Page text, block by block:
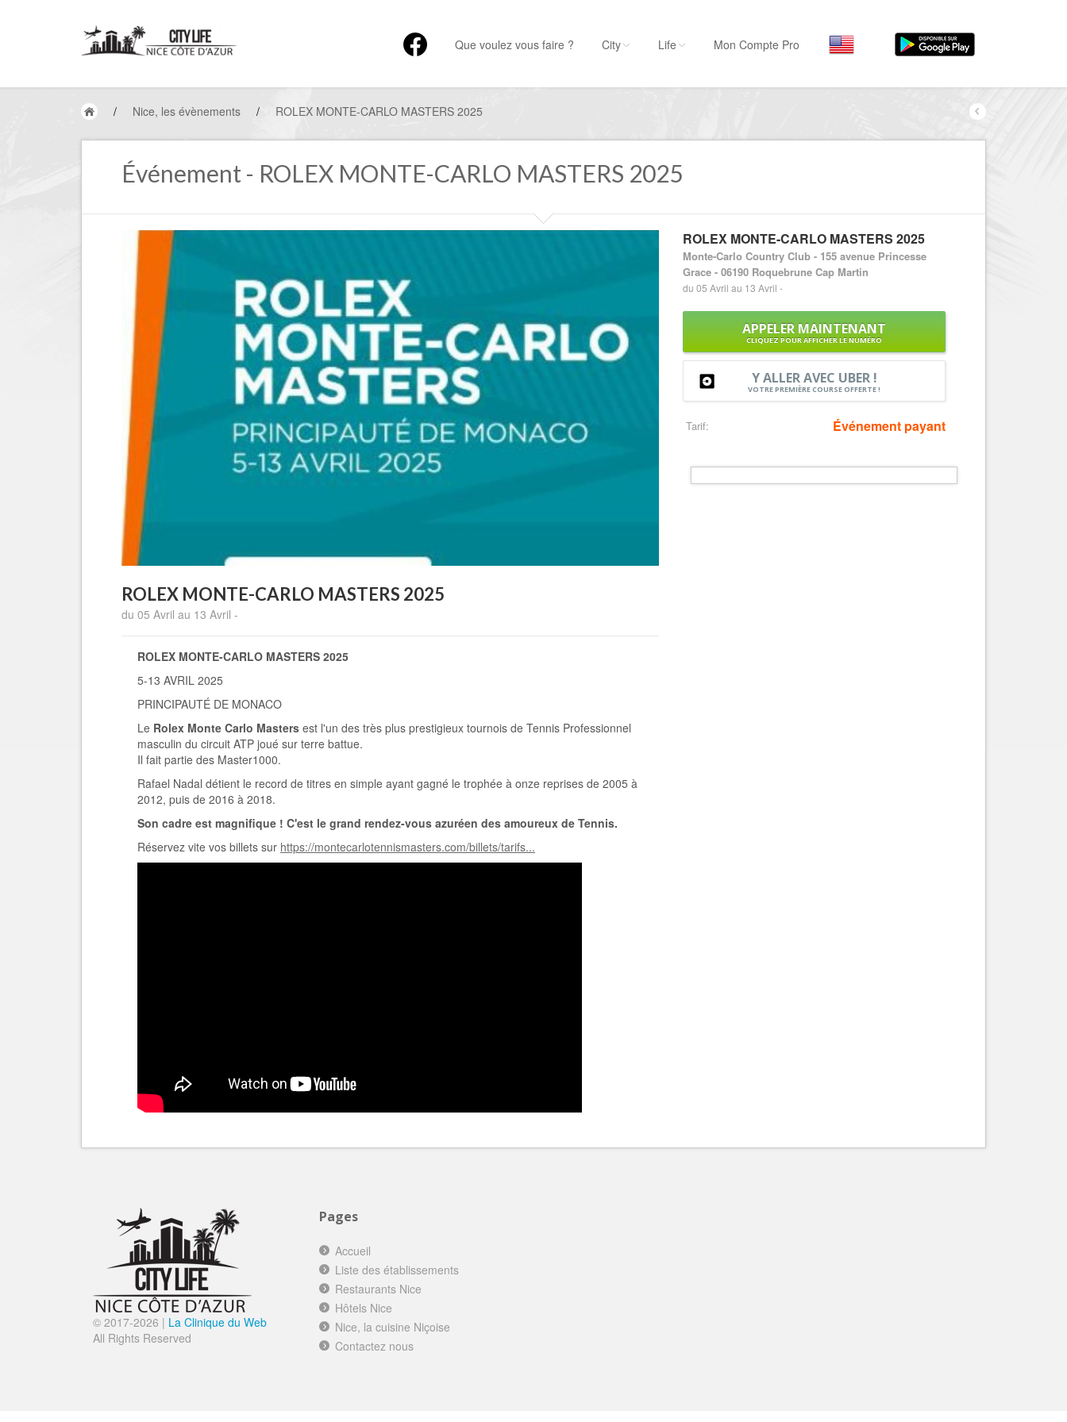
Que voulez vous faire ?
Séjourner
Sortir
Restaurants, ...
Loisirs
Plages, sports, ...
Services
Tourisme, ...
Par quartiers
Nice Promenade des
Nice le petit Marais Niçois
Nice la plaine du Var
Nice Aéroport
City Life Mon Compte Pro
/ Nice, les évènements / ROLEX MONTE-CARLO MASTERS 2025
Événement - ROLEX MONTE-CARLO MASTERS 2025
ROLEX MONTE-CARLO MASTERS 2025
du 05 Avril au 13 Avril -
ROLEX MONTE-CARLO MASTERS 2025
5-13 AVRIL 2025
PRINCIPAUTÉ DE MONACO
Le Rolex Monte Carlo Masters est l'un des très plus prestigieux tournois de Tennis Professionnel
masculin du circuit ATP joué sur terre battue.
Il fait partie des Master1000.
Rafael Nadal détient le record de titres en simple ayant gagné le trophée à onze reprises de 2005 à
2012, puis de 2016 à 2018.
Son cadre est magnifique ! C'est le grand rendez-vous azuréen des amoureux de Tennis.
Réservez vite vos billets sur https://montecarlotennismasters.com/billets/tarifs...
ROLEX MONTE-CARLO MASTERS 2025
Monte-Carlo Country Club - 155 avenue Princesse
Grace - 06190 Roquebrune Cap Martin
du 05 Avril au 13 Avril -
APPELER MAINTENANT
CLIQUEZ POUR AFFICHER LE NUMÉRO
Y ALLER AVEC UBER !
VOTRE PREMIÈRE COURSE OFFERTE !
Tarif: Événement payant
© 2017-2026 | La Clinique du Web
All Rights Reserved
Pages
Accueil
Liste des établissements
Restaurants Nice
Hôtels Nice
Nice, la cuisine Niçoise
Contactez nous